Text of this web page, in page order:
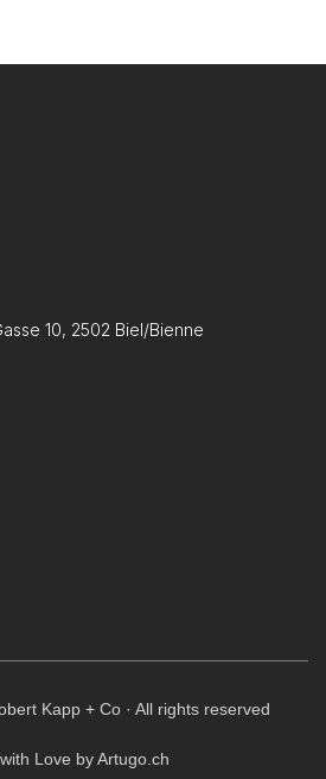
10, 2502 Biel/Bienne
Kapp + Co · All rights reserved
Love by Artugo.ch